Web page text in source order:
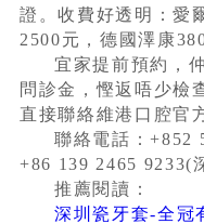
證。收費好透明：愛
2500元，德國澤康
宜家提前預約，
問診金，慳返唔少檢
直接聯絡維港口腔官
聯絡電話：+852
+86 139 2465 9233(
推薦閱讀：
深圳瓷牙套-全冠